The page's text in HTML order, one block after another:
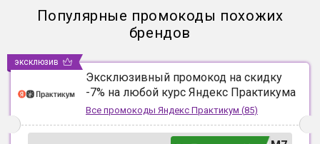
Популярные промокоды похожих
брендов
Эксклюзивный промокод на скидку
-7% на любой курс Яндекс Практикума
Все промокоды Яндекс Практикум (85)
эксклюзив